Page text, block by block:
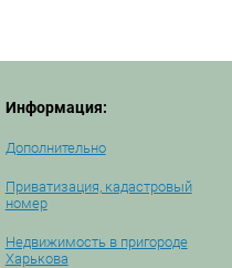
Информация:
Дополнительно
Приватизация, кадастровый
номер
Недвижимость в пригороде
Харькова